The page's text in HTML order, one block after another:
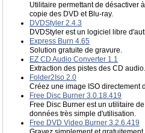
Utilitaire permettant de désactiver
copie des DVD et Blu-ray.
DVDStyler 2.4.3
DVDStyler est un logiciel libre
Express Burn 4.65
Solution gratuite de gravure.
EZ CD Audio Converter 1.1
Extraction des pistes des CD audio.
Folder2Iso 2.0
Créez une image ISO directement
Free Disc Burner 3.0.18.419
Free Disc Burner est un utilitaire
données très simple d'utilisation.
Free DVD Video Burner 3.2.6.419